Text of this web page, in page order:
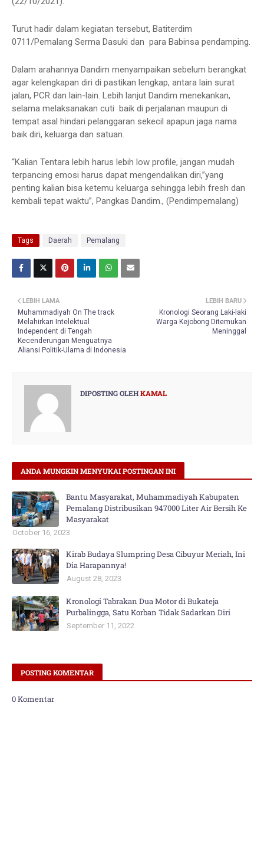
Turut hadir dalam kegiatan tersebut, Batiterdim
0711/Pemalang Serma Dasuki dan para Babinsa pendamping.
Dalam arahannya Dandim menyampaikan sebelum berangkat
agar kelengkapan diri di pastikan lengkap, antara lain surat
jalan, PCR dan lain-lain. Lebih lanjut Dandim menekankan,
selama melaksanakan cuti baik di perjalanan maupun di
tempat asal hindari pelanggaran sekecil apapun jaga nama
baik diri, keluarga dan satuan.
“Kalian Tentara lebih harus lebih low profile, jangan mudah
terpancing emosi harus dapat mengendalikan diri,”yang
penting kalian bisa ketemu keluarga sehingga lebih fresh dan
kembali tepat waktu”, Pangkas Dandim., (Pendimpemalang)
Tags Daerah Pemalang
LEBIH BARU
Kronologi Seorang Laki-laki
Warga Kejobong Ditemukan
Meninggal
LEBIH LAMA
Muhammadiyah On The track
Melahirkan Intelektual
Independent di Tengah
Kecenderungan Menguatnya
Aliansi Politik-Ulama di Indonesia
DIPOSTING OLEHKAMAL
ANDA MUNGKIN MENYUKAI POSTINGAN INI
Bantu Masyarakat, Muhammadiyah Kabupaten
Pemalang Distribusikan 947000 Liter Air Bersih Ke
Masyarakat
October 16, 2023
Kirab Budaya Slumpring Desa Cibuyur Meriah, Ini
Dia Harapannya!
August 28, 2023
Kronologi Tabrakan Dua Motor di Bukateja
Purbalingga, Satu Korban Tidak Sadarkan Diri
September 11, 2022
POSTING KOMENTAR
0 Komentar